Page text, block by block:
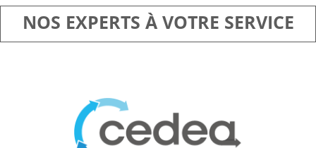
NOS EXPERTS À VOTRE SERVICE